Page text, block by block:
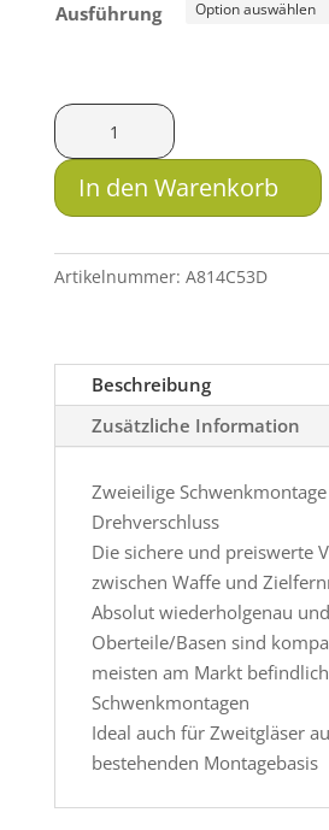
Ausführung
HMS
Schwenkmontage
zweiteilig
mit
für
Safari
Menge
In den Warenkorb
Artikelnummer: A814C53D
Beschreibung
Zusätzliche Information
Zweieilige
Drehverschluss
Die sichere und preiswerte
zwischen Waffe und
Absolut wiederholgenau
Oberteile/Basen sind
meisten am Markt
Schwenkmontagen
Ideal auch für Zweitgläser
bestehenden Montagebasis